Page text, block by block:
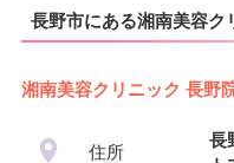
長野市にある湘南美容ク
湘南美容クリニック 長野
住所
長